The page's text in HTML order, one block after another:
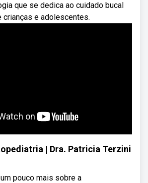
que se dedica ao cuidado bucal
e adolescentes.
| Dra. Patricia Terzini
pouco mais sobre a